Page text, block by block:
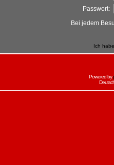
Passwort:
Bei jedem
Ich
Powered by